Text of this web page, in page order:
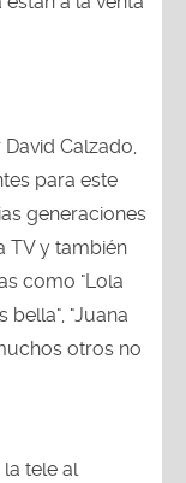
Calzado,
para este
generaciones
TV y también
como "Lola
bella", "Juana
otros no
la tele al